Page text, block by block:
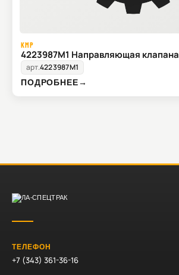
KMP
4223987M1 Направляющая клапана
арт.4223987M1
ПОДРОБНЕЕ→
ТЕЛЕФОН
+7 (343) 361-36-16